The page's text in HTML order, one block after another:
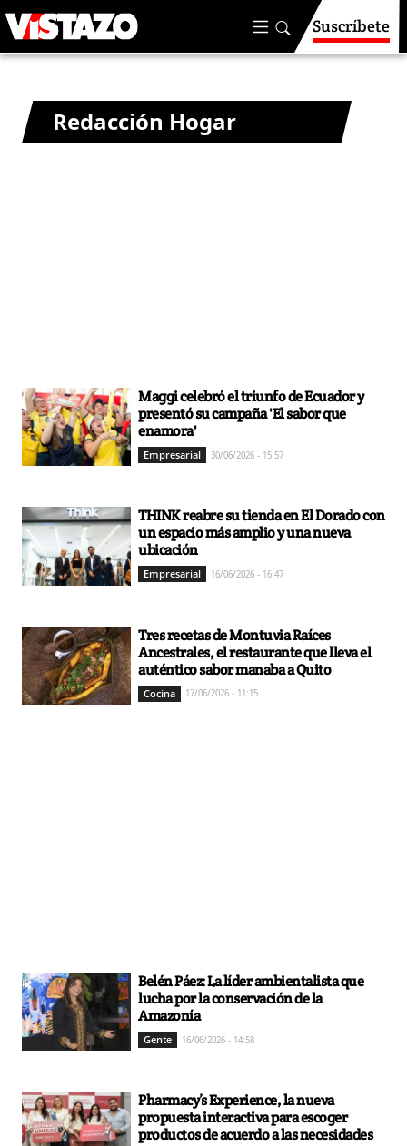
Suscríbete
Redacción Hogar
Maggi celebró el triunfo de Ecuador y
presentó su campaña 'El sabor que
enamora'
Empresarial 30/06/2026 - 15:57
THINK reabre su tienda en El Dorado con
un espacio más amplio y una nueva
ubicación
Empresarial 16/06/2026 - 16:47
Tres recetas de Montuvia Raíces
Ancestrales, el restaurante que lleva el
auténtico sabor manaba a Quito
Cocina 17/06/2026 - 11:15
Belén Páez: La líder ambientalista que
lucha por la conservación de la
Amazonía
Gente 16/06/2026 - 14:58
Pharmacy’s Experience, la nueva
propuesta interactiva para escoger
productos de acuerdo a las necesidades